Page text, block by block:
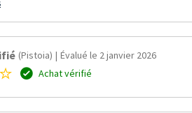
(Pistoia) | Évalué le 2 janvier 2026
Achat vérifié